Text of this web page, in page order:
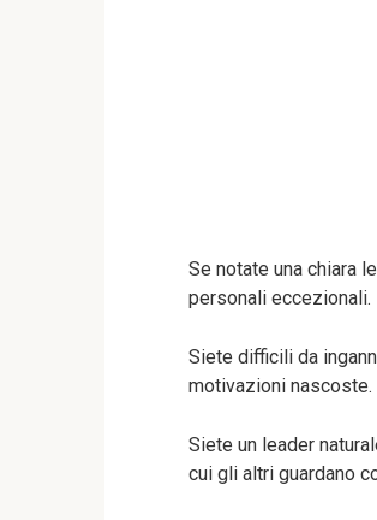
Se notate una chiara
personali eccezionali.
Siete difficili da
motivazioni nascoste.
Siete un leader
cui gli altri guardano